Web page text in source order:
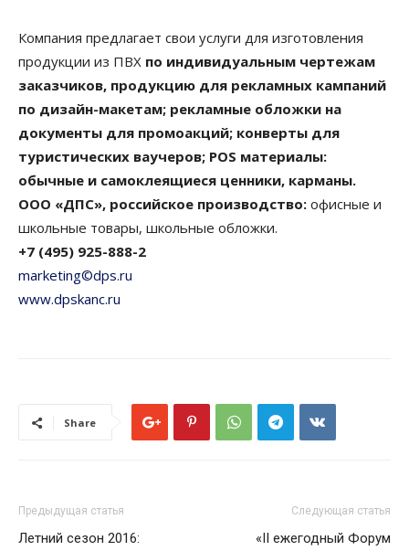
Компания предлагает свои услуги для изготовления
продукции из ПВХ по индивидуальным чертежам
заказчиков, продукцию для рекламных кампаний
по дизайн-макетам; рекламные обложки на
документы для промоакций; конверты для
туристических ваучеров; POS материалы:
обычные и самоклеящиеся ценники, карманы.
ООО «ДПС», российское производство: офисные и
школьные товары, школьные обложки.
+7 (495) 925-888-2
marketing©dps.ru
www.dpskanc.ru
Share
Предыдущая статья
Летний сезон 2016:
Следующая статья
«II ежегодный Форум